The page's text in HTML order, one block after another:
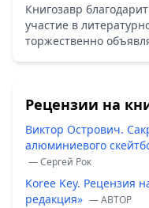
Книгозавр
участие в
торжественно
Рецензии на
Виктор Острович.
алюминиевого
— Сергей Рок
Koree Key. Рецензия
редакция» — ABTOP